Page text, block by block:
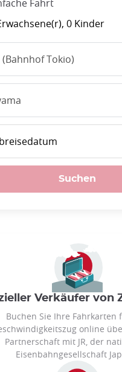
Fahrt
0 Kinder
Tokio)
Suchen
Verkäufer von
Buchen Sie Ihre Fahrkarten
online
Partnerschaft mit JR, der
Eisenbahngesellschaft